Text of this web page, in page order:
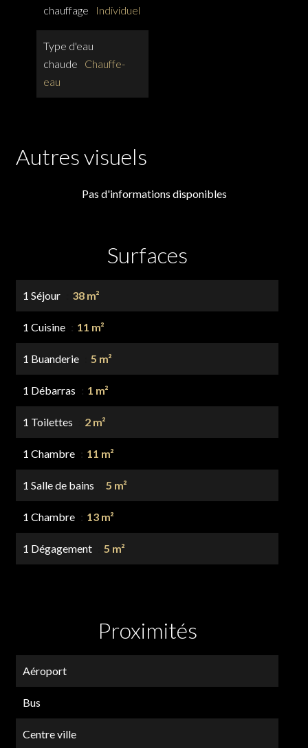
chauffage Individuel
Type d'eau
chaude
Chauffe-
eau
Autres visuels
Pas d'informations disponibles
Surfaces
1 Séjour 38 m²
1 Cuisine 11 m²
1 Buanderie 5 m²
1 Débarras 1 m²
1 Toilettes 2 m²
1 Chambre 11 m²
1 Salle de bains 5 m²
1 Chambre 13 m²
1 Dégagement 5 m²
Proximités
Aéroport
Bus
Centre ville